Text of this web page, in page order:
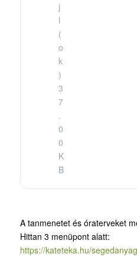
j
l
(
o
k
)
3
7
.
0
0
K
B
A tanmenetet és óraterveket
Hittan 3 menüpont alatt:
https://kateteka.hu/